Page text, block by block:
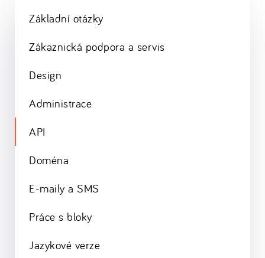
Základní otázky
Zákaznická podpora a servis
Design
Administrace
API
Doména
E-maily a SMS
Práce s bloky
Jazykové verze